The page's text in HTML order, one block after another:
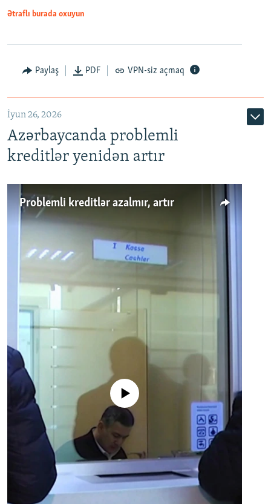
Auto 240p 360p 480p
720p 1080p
Ətraflı burada oxuyun
Paylaş PDF VPN-siz açmaq
İyun 26, 2026
Azərbaycanda problemli
kreditlər yenidən artır
Problemli kreditlər azalmır, artır
No media source currently available